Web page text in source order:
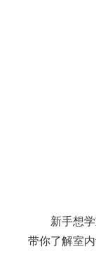
新手想
带你了解室